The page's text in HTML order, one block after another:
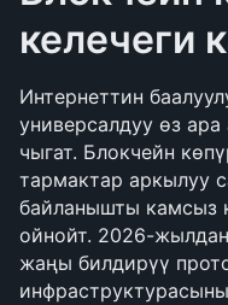
келечеги
Интернеттин
универсалдуу өз ара
чыгат. Блокчейн
тармактар аркылуу
байланышты камсыз
ойнойт. 2026-
жаңы билдирүү